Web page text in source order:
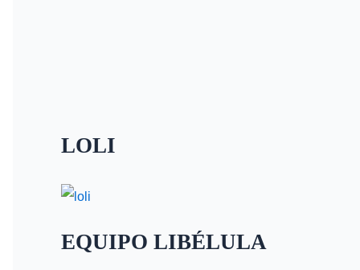
LOLI
EQUIPO LIBÉLULA